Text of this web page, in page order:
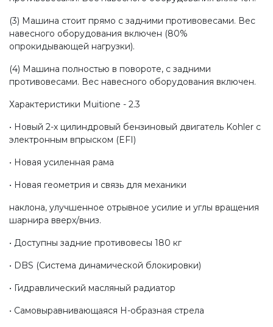
(3) Машина стоит прямо с задними противовесами. Вес
навесного оборудования включен (80%
опрокидывающей нагрузки).
(4) Машина полностью в повороте, с задними
противовесами. Вес навесного оборудования включен.
Характеристики Muitione - 2.3
• Новый 2-х цилиндровый бензиновый двигатель Kohler с
электронным впрыском (EFI)
• Новая усиленная рама
• Новая геометрия и связь для механики
наклона, улучшенное отрывное усилие и углы вращения
шарнира вверх/вниз.
• Доступны задние противовесы 180 кг
• DBS (Система динамической блокировки)
• Гидравлический масляный радиатор
• Самовыравнивающаяся Н-образная стрела